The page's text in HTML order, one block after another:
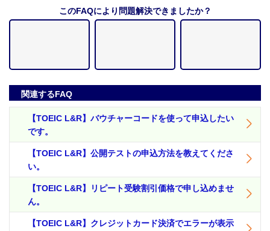
このFAQにより問題解決できましたか？
関連するFAQ
【TOEIC L&R】バウチャーコードを使って申込したい
です。
【TOEIC L&R】公開テストの申込方法を教えてくださ
い。
【TOEIC L&R】リピート受験割引価格で申し込めませ
ん。
【TOEIC L&R】クレジットカード決済でエラーが表示